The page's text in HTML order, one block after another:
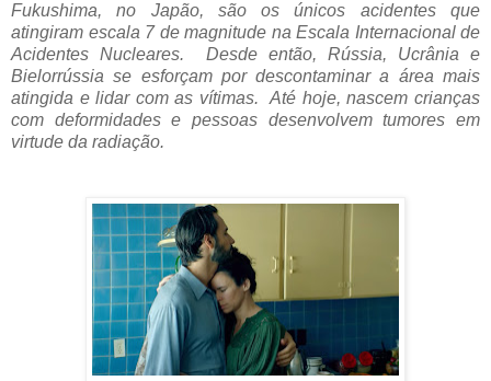
Fukushima, no Japão, são os únicos acidentes que
atingiram escala 7 de magnitude na Escala Internacional de
Acidentes Nucleares. Desde então, Rússia, Ucrânia e
Bielorrússia se esforçam por descontaminar a área mais
atingida e lidar com as vítimas. Até hoje, nascem crianças
com deformidades e pessoas desenvolvem tumores em
virtude da radiação.